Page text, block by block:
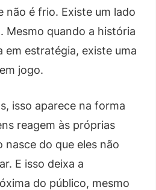
não é frio. Existe um lado
Mesmo quando a história
em estratégia, existe uma
jogo.
isso aparece na forma
reagem às próprias
nasce do que eles não
E isso deixa a
do público, mesmo